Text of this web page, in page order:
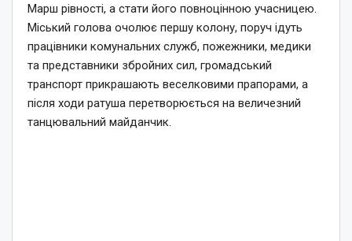
Марш рівності, а стати його повноцінною учасницею.
Міський голова очолює першу колону, поруч ідуть
працівники комунальних служб, пожежники, медики
та представники збройних сил, громадський
транспорт прикрашають веселковими прапорами, а
після ходи ратуша перетворюється на величезний
танцювальний майданчик.